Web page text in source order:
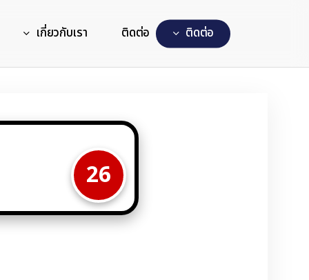
เกี่ยวกับเรา ติดต่อ ตดตอ
26